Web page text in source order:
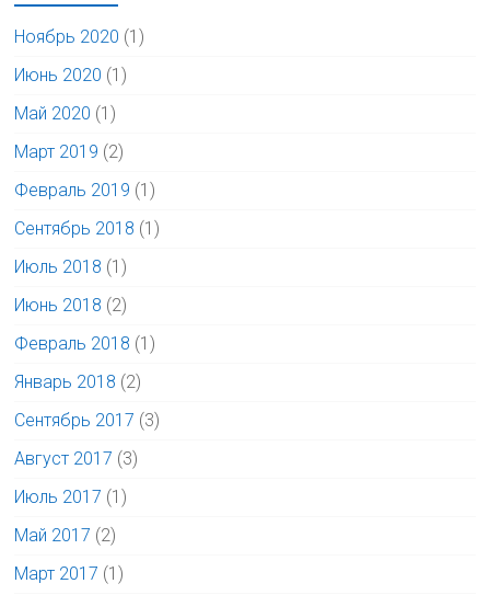
Ноябрь 2020 (1)
Июнь 2020 (1)
Май 2020 (1)
Март 2019 (2)
Февраль 2019 (1)
Сентябрь 2018 (1)
Июль 2018 (1)
Июнь 2018 (2)
Февраль 2018 (1)
Январь 2018 (2)
Сентябрь 2017 (3)
Август 2017 (3)
Июль 2017 (1)
Май 2017 (2)
Март 2017 (1)